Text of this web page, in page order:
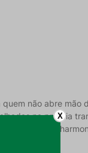
não abre mão
na própria
serena que
X